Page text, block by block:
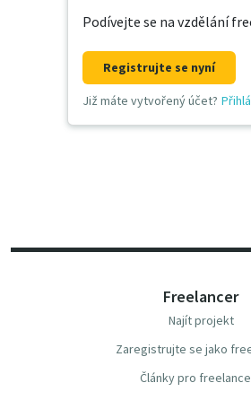
Podívejte se na vzdělání
Registrujte se nyní
Již máte vytvořený účet?
Freelancer
Najít projekt
Zaregistrujte se jako
Články pro